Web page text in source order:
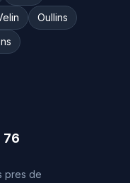
Oullins
76
pres de